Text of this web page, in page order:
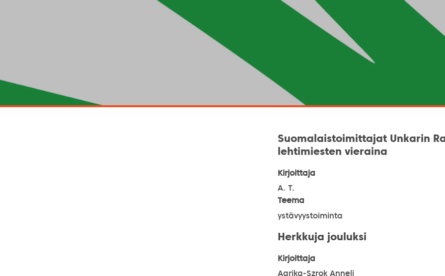
Suomalaistoimittajat Unkarin
lehtimiesten vieraina
Kirjoittaja
A. T.
Teema
ystävyystoiminta
Herkkuja jouluksi
Kirjoittaja
Aarika-Szrok Anneli